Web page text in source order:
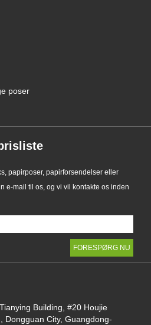
poser
papirposer, papirforsendelser eller
e-mail til os, og vi vil kontakte os inden
Building, #20 Houjie
Dongguan City, Guangdong-